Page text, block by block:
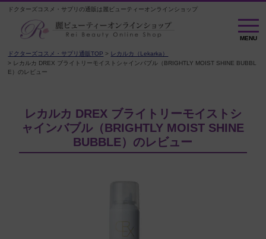
ドクターズコスメ・サプリの通販は麗ビューティーオンラインショップ
M
E
N
MENU
ドクターズコスメ・サプリ通販TOP
レカルカ（Lekarka）
レカルカ DREX ブライトリーモイストシャインバブル（BRIGHTLY MOIST SHINE BUBBL
E）のレビュー
レカルカ DREX ブライトリーモイストシ
ャインバブル（BRIGHTLY MOIST SHINE
BUBBLE）のレビュー